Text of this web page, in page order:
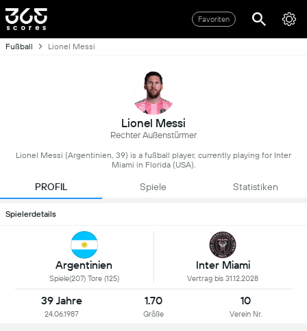
Favoriten
Fußball Lionel Messi
Lionel Messi
Rechter Außenstürmer
Lionel Messi (Argentinien, 39) is a fußball player, currently playing for Inter
Miami in Florida (USA).
PROFIL Spiele Statistiken
Spielerdetails
Argentinien
Spiele(207) Tore (125)
Inter Miami
Vertrag bis 31.12.2028
39 Jahre
24.06.1987
1.70
Größe
10
Verein Nr.